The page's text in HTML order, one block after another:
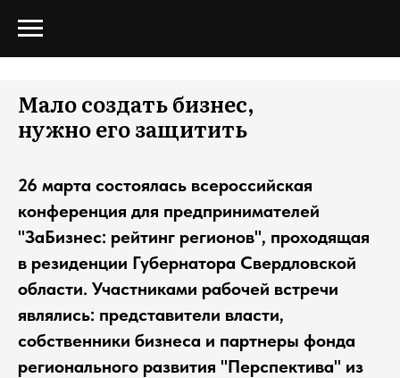
Мало создать бизнес,
нужно его защитить
26 марта состоялась всероссийская
конференция для предпринимателей
"ЗаБизнес: рейтинг регионов", проходящая
в резиденции Губернатора Свердловской
области. Участниками рабочей встречи
являлись: представители власти,
собственники бизнеса и партнеры фонда
регионального развития "Перспектива" из